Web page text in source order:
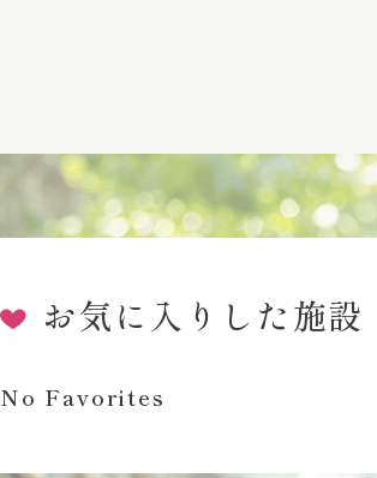
お気に入りした施設
No Favorites